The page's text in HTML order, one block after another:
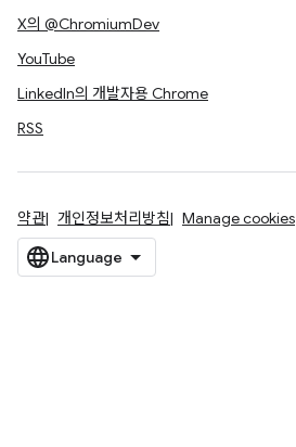
X의 @ChromiumDev
YouTube
LinkedIn의 개발자용 Chrome
RSS
약관 개인정보처리방침 Manage cookies